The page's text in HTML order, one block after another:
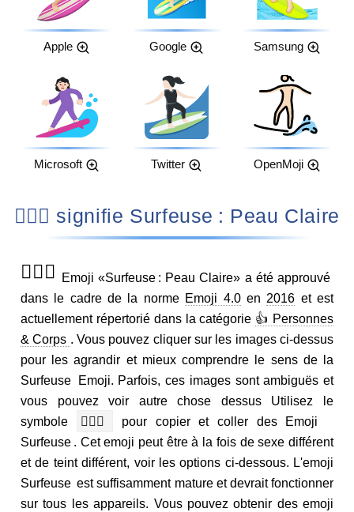
Apple Google Samsung
Microsoft Twitter OpenMoji
🏄🏻‍♀️ signifie Surfeuse : Peau Claire
🏄🏻‍♀️ Emoji «Surfeuse : Peau Claire» a été approuvé
dans le cadre de la norme Emoji 4.0en 2016 et est
actuellement répertorié dans la catégorie 👍 Personnes
& Corps . Vous pouvez cliquer sur les images ci-dessus
pour les agrandir et mieux comprendre le sens de la
Surfeuse Emoji. Parfois, ces images sont ambiguës et
vous pouvez voir autre chose dessus Utilisez le
symbole
🏄🏻‍♀️
pour copier et coller des Emoji
Surfeuse . Cet emoji peut être à la fois de sexe différent
et de teint différent, voir les options ci-dessous. L'emoji
Surfeuse est suffisamment mature et devrait fonctionner
sur tous les appareils. Vous pouvez obtenir des emoji